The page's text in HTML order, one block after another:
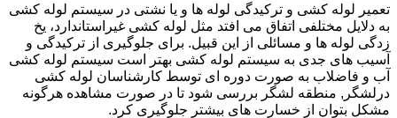
تعمیر لوله کشی و ترکیدگی لوله ها و یا نشتی در سیستم لوله کشی
به دلایل مختلفی اتفاق می افتد مثل لوله کشی غیراستاندارد، یخ
زدگی لوله ها و مسائلی از این قبیل. برای جلوگیری از ترکیدگی و
آسیب های جدی به سیستم لوله کشی بهتر است سیستم لوله کشی
آب و فاضلاب به صورت دوره ای توسط کارشناسان لوله کشی
درلشگر, منطقه لشگر بررسی شود تا در صورت مشاهده هرگونه
مشکل بتوان از خسارت های بیشتر جلوگیری کرد.